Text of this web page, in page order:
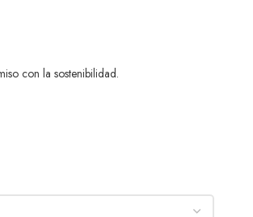
con la sostenibilidad.